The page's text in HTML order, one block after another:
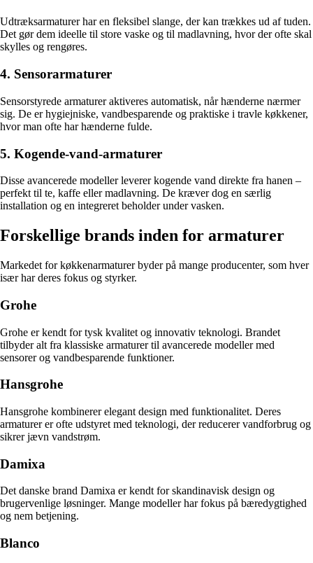
Udtræksarmaturer har en fleksibel slange, der kan trækkes ud af tuden.
Det gør dem ideelle til store vaske og til madlavning, hvor der ofte skal
skylles og rengøres.
4. Sensorarmaturer
Sensorstyrede armaturer aktiveres automatisk, når hænderne nærmer
sig. De er hygiejniske, vandbesparende og praktiske i travle køkkener,
hvor man ofte har hænderne fulde.
5. Kogende-vand-armaturer
Disse avancerede modeller leverer kogende vand direkte fra hanen –
perfekt til te, kaffe eller madlavning. De kræver dog en særlig
installation og en integreret beholder under vasken.
Forskellige brands inden for armaturer
Markedet for køkkenarmaturer byder på mange producenter, som hver
især har deres fokus og styrker.
Grohe
Grohe er kendt for tysk kvalitet og innovativ teknologi. Brandet
tilbyder alt fra klassiske armaturer til avancerede modeller med
sensorer og vandbesparende funktioner.
Hansgrohe
Hansgrohe kombinerer elegant design med funktionalitet. Deres
armaturer er ofte udstyret med teknologi, der reducerer vandforbrug og
sikrer jævn vandstrøm.
Damixa
Det danske brand Damixa er kendt for skandinavisk design og
brugervenlige løsninger. Mange modeller har fokus på bæredygtighed
og nem betjening.
Blanco